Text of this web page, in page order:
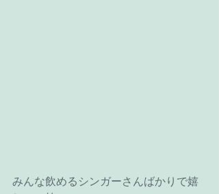
みんな飲めるシンガーさんばかりで嬉